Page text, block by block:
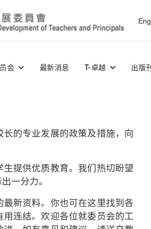
选
会 最新消息 T-卓越 出版
的专业发展的政策及措施，向
提供优质教育。我们热切盼望
一分力。
新资料。你也可在这里找到各
连结。欢迎各位就委员会的工